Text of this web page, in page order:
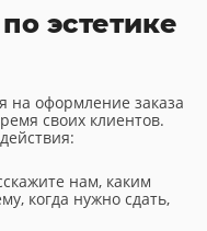
эстетике
на оформление заказа
своих клиентов.
нам, каким
когда нужно сдать,